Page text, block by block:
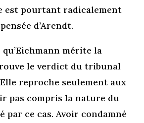
est pourtant radicalement
d’Arendt.
mérite la
le verdict du tribunal
reproche seulement aux
pas compris la nature du
par ce cas. Avoir condamné